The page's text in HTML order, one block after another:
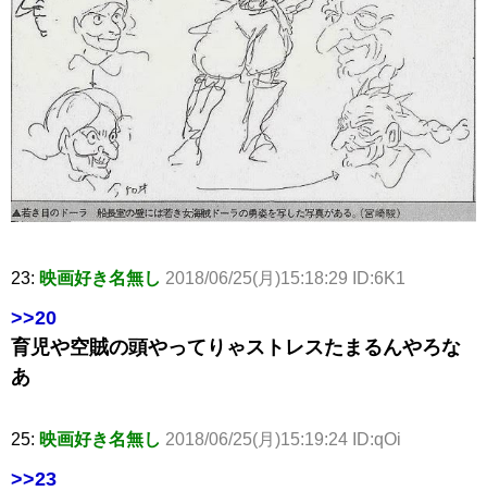
23: 映画好き名無し 2018/06/25(月)15:18:29 ID:6K1
>>20
育児や空賊の頭やってりゃストレスたまるんやろな
あ
25: 映画好き名無し 2018/06/25(月)15:19:24 ID:qOi
>>23